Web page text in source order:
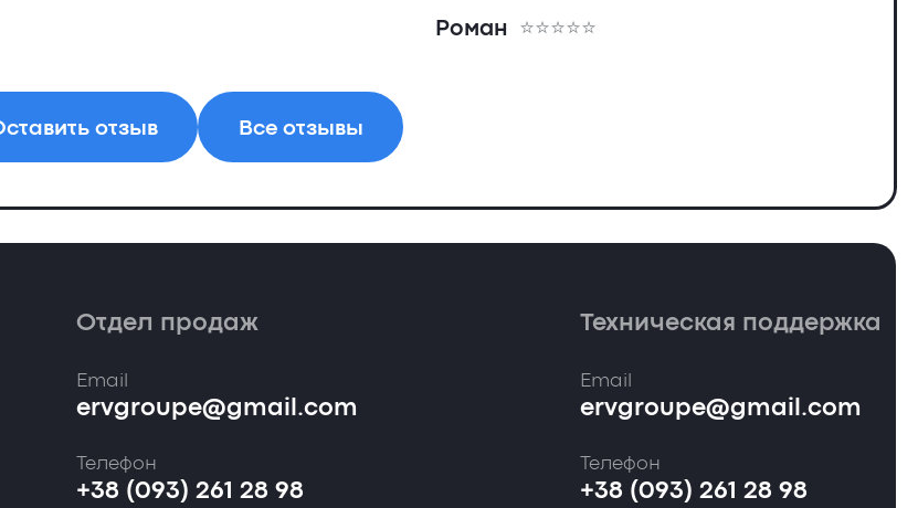
Роман
отзыв Все отзывы
Отдел продаж
Email
ervgroupe@gmail.com
Телефон
+38 (093) 261 28 98
Техническая поддержка
Email
ervgroupe@gmail.com
Телефон
+38 (093) 261 28 98